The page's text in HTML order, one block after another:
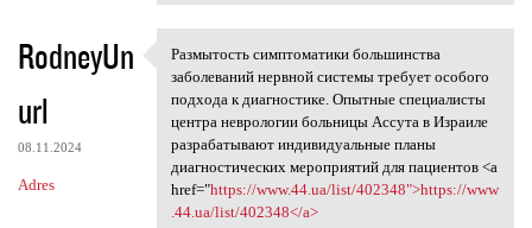
RodneyUn
url
08.11.2024
Adres
Размытость симптоматики
Размытость симптоматики большинства
заболеваний нервной системы требует особого
подхода к диагностике. Опытные специалисты
центра неврологии больницы Ассута в Израиле
разрабатывают индивидуальные планы
диагностических мероприятий для пациентов <a
href="https://www.44.ua/list/402348">https://www
.44.ua/list/402348</a>